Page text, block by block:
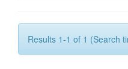
Results 1-1 of 1 (Search